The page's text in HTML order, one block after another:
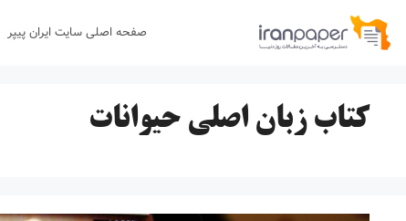
پرش
صفحه اصلی سایت ایران پیپر
کتاب زبان اصلی حیوانات